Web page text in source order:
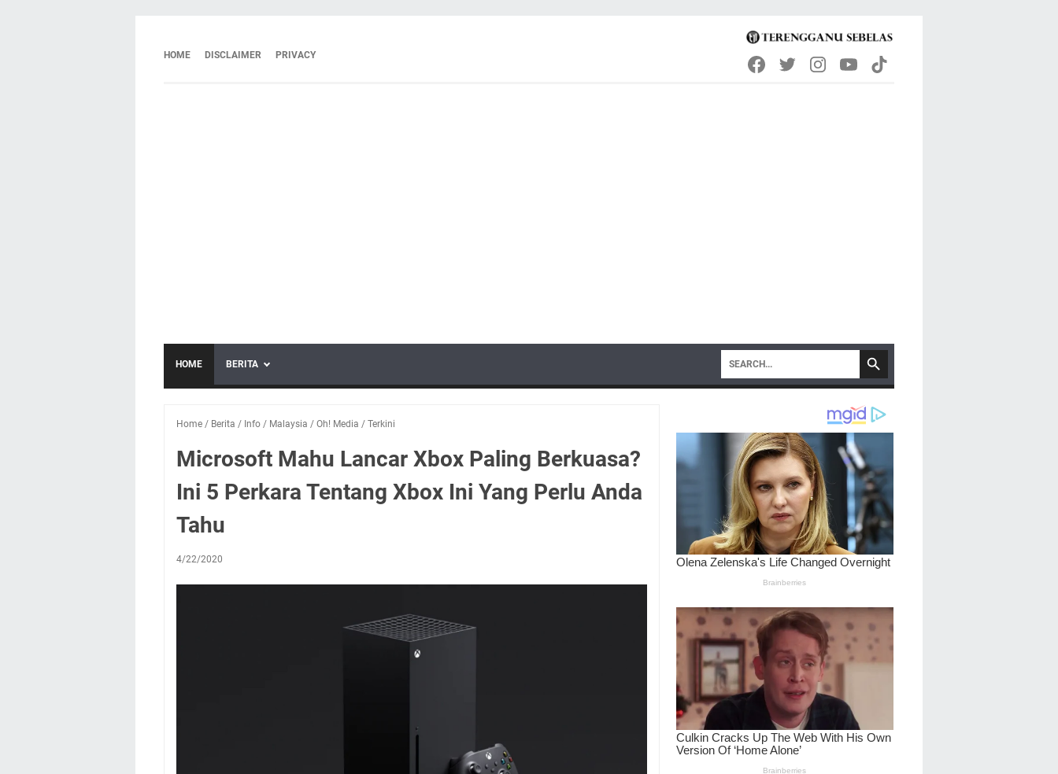
HOME DISCLAIMER PRIVACY
HOME BERITA
Home / Berita / Info / Malaysia / Oh! Media / Terkini
Microsoft Mahu Lancar Xbox Paling Berkuasa?
Ini 5 Perkara Tentang Xbox Ini Yang Perlu Anda
Tahu
4/22/2020